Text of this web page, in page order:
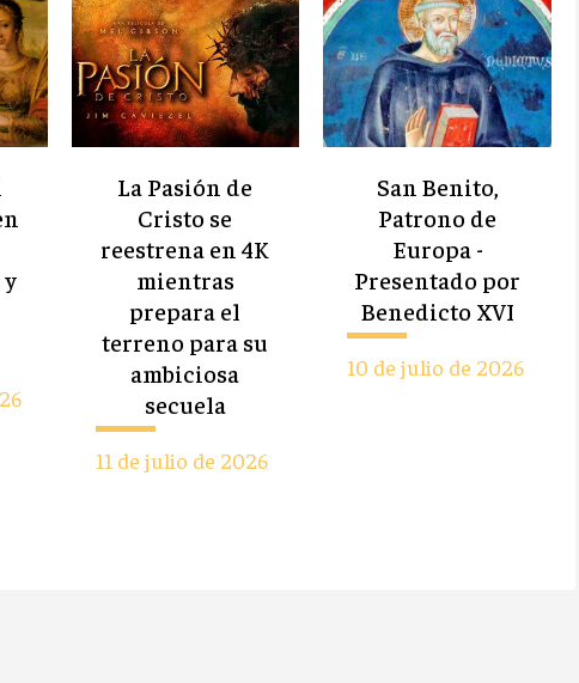
La Pasión de
Cristo se
reestrena en 4K
mientras
prepara el
terreno para su
ambiciosa
secuela
11 de julio de 2026
San Benito,
Patrono de
Europa -
Presentado por
Benedicto XVI
10 de julio de 2026